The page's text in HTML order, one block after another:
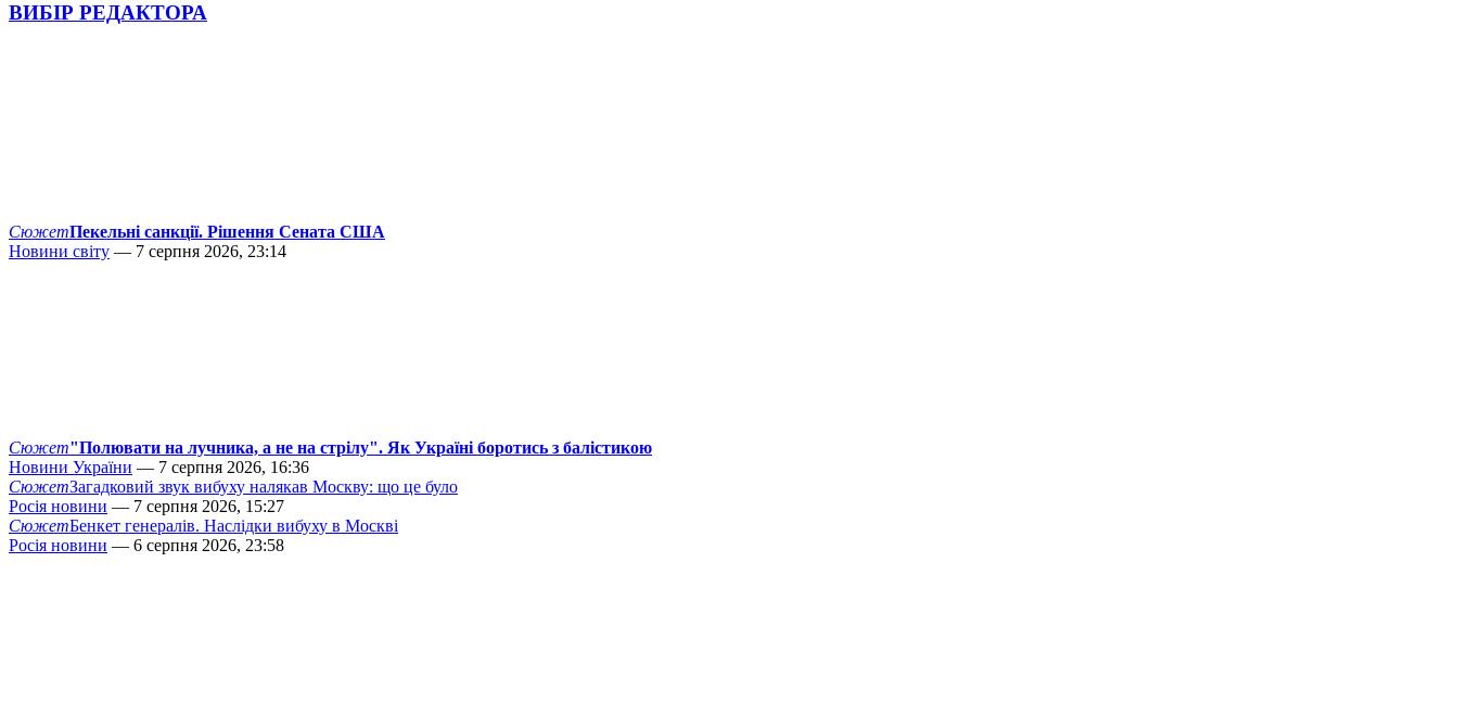
ВИБІР РЕДАКТОРА
СюжетПекельні санкції. Рішення Сената США
Новини світу — 7 серпня 2026, 23:14
Сюжет"Полювати на лучника, а не на стрілу". Як Україні боротись з балістикою
Новини України — 7 серпня 2026, 16:36
СюжетЗагадковий звук вибуху налякав Москву: що це було
Росія новини — 7 серпня 2026, 15:27
СюжетБенкет генералів. Наслідки вибуху в Москві
Росія новини — 6 серпня 2026, 23:58